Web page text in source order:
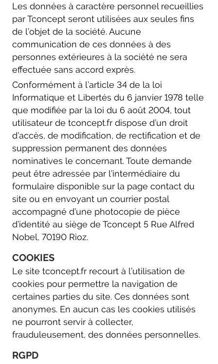
Les données à caractère personnel recueillies
par Tconcept seront utilisées aux seules fins
de l’objet de la société. Aucune
communication de ces données à des
personnes extérieures à la société ne sera
effectuée sans accord exprès.
Conformément à l’article 34 de la loi
Informatique et Libertés du 6 janvier 1978 telle
que modifiée par la loi du 6 août 2004, tout
utilisateur de tconcept.fr dispose d’un droit
d’accès, de modification, de rectification et de
suppression permanent des données
nominatives le concernant. Toute demande
peut être adressée par l’intermédiaire du
formulaire disponible sur la page contact du
site ou en envoyant un courrier postal
accompagné d’une photocopie de pièce
d’identité au siège de Tconcept 5 Rue Alfred
Nobel, 70190 Rioz.
COOKIES
Le site tconcept.fr recourt à l’utilisation de
cookies pour permettre la navigation de
certaines parties du site. Ces données sont
anonymes. En aucun cas les cookies utilisés
ne pourront servir à collecter,
frauduleusement, des données personnelles.
RGPD